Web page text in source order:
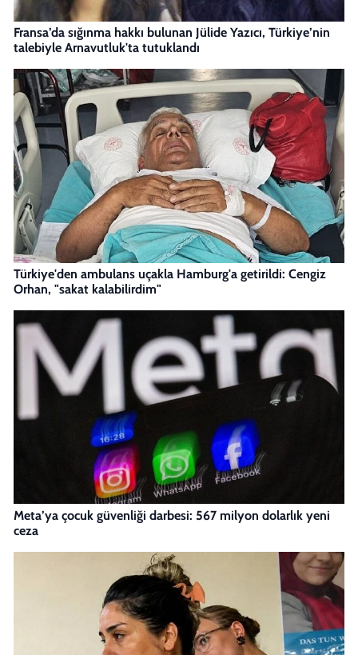
Fransa’da sığınma hakkı bulunan Jülide Yazıcı, Türkiye’nin
talebiyle Arnavutluk'ta tutuklandı
Türkiye'den ambulans uçakla Hamburg'a getirildi: Cengiz
Orhan, "sakat kalabilirdim"
Meta’ya çocuk güvenliği darbesi: 567 milyon dolarlık yeni
ceza